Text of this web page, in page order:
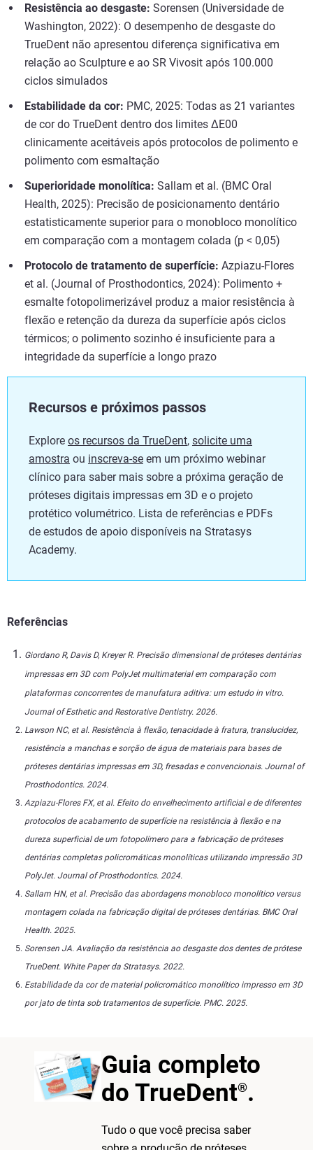
Guia completo
do TrueDent®.
Tudo o que você precisa saber
Resistência ao desgaste: Sorensen (Universidade de
Washington, 2022): O desempenho de desgaste do
TrueDent não apresentou diferença significativa em
relação ao Sculpture e ao SR Vivosit após 100.000
ciclos simulados
Estabilidade da cor: PMC, 2025: Todas as 21 variantes
de cor do TrueDent dentro dos limites ΔE00
clinicamente aceitáveis após protocolos de polimento e
polimento com esmaltação
Superioridade monolítica: Sallam et al. (BMC Oral
Health, 2025): Precisão de posicionamento dentário
estatisticamente superior para o monobloco monolítico
em comparação com a montagem colada (p < 0,05)
Protocolo de tratamento de superfície: Azpiazu-Flores
et al. (Journal of Prosthodontics, 2024): Polimento +
esmalte fotopolimerizável produz a maior resistência à
flexão e retenção da dureza da superfície após ciclos
térmicos; o polimento sozinho é insuficiente para a
integridade da superfície a longo prazo
Recursos e próximos passos
Explore os recursos da TrueDent, solicite uma
amostra ou inscreva-se em um próximo webinar
clínico para saber mais sobre a próxima geração de
próteses digitais impressas em 3D e o projeto
protético volumétrico. Lista de referências e PDFs
de estudos de apoio disponíveis na Stratasys
Academy.
Referências
Giordano R, Davis D, Kreyer R. Precisão dimensional de próteses dentárias
impressas em 3D com PolyJet multimaterial em comparação com
plataformas concorrentes de manufatura aditiva: um estudo in vitro.
Journal of Esthetic and Restorative Dentistry. 2026.
Lawson NC, et al. Resistência à flexão, tenacidade à fratura, translucidez,
resistência a manchas e sorção de água de materiais para bases de
próteses dentárias impressas em 3D, fresadas e convencionais. Journal of
Prosthodontics. 2024.
Azpiazu-Flores FX, et al. Efeito do envelhecimento artificial e de diferentes
protocolos de acabamento de superfície na resistência à flexão e na
dureza superficial de um fotopolímero para a fabricação de próteses
dentárias completas policromáticas monolíticas utilizando impressão 3D
PolyJet. Journal of Prosthodontics. 2024.
Sallam HN, et al. Precisão das abordagens monobloco monolítico versus
montagem colada na fabricação digital de próteses dentárias. BMC Oral
Health. 2025.
Sorensen JA. Avaliação da resistência ao desgaste dos dentes de prótese
TrueDent. White Paper da Stratasys. 2022.
Estabilidade da cor de material policromático monolítico impresso em 3D
por jato de tinta sob tratamentos de superfície. PMC. 2025.